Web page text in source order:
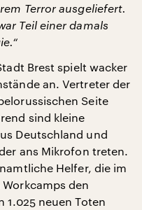
Terror ausgeliefert.
Teil einer damals
Brest spielt wacker
an. Vertreter der
Seite
sind kleine
Deutschland und
ans Mikrofon treten.
Helfer, die im
den
neuen Toten